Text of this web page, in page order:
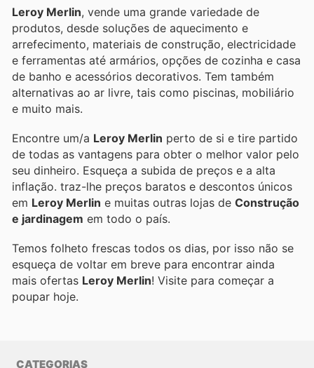
Leroy Merlin, vende uma grande variedade de
produtos, desde soluções de aquecimento e
arrefecimento, materiais de construção, electricidade
e ferramentas até armários, opções de cozinha e casa
de banho e acessórios decorativos. Tem também
alternativas ao ar livre, tais como piscinas, mobiliário
e muito mais.
Encontre um/a Leroy Merlin perto de si e tire partido
de todas as vantagens para obter o melhor valor pelo
seu dinheiro. Esqueça a subida de preços e a alta
inflação. traz-lhe preços baratos e descontos únicos
em Leroy Merlin e muitas outras lojas de Construção
e jardinagem em todo o país.
Temos folheto frescas todos os dias, por isso não se
esqueça de voltar em breve para encontrar ainda
mais ofertas Leroy Merlin ! Visite para começar a
poupar hoje.
CATEGORIAS